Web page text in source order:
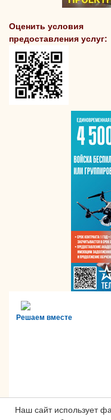
Наш сайт использует
Оценить условия
предоставления услуг:
Решаем вместе